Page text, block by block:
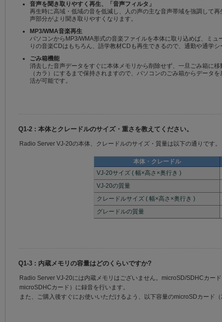
音声を聞き取りやすく再生、「音声フィルタ」
再生時に高域・低域の音を低減し、人の声の主な音声帯域を強調して
声部分がより聞き取りやすくなります。
MP3/WMA音楽再生
パソコンからMP3/WMA形式の音楽ファイルを本体に取り込めば、ミ
りの音楽CDはもちろん、語学教材CDも再生できるので、通勤や通学
ごみ箱機能
消去した音声データをすぐに本体メモリから削除せず、一旦ごみ箱に
（カラ）にするまで保持されますので、パソコンのごみ箱からデータ
活が可能です。
Q1-2 : 本体とクレードルのサイズ・重さを教えてください。
Radio Server VJ-20の本体、クレードルのサイズ・質量は以下の通りです。
本体・クレードル
VJ-20サイズ ( 幅×高さ×奥行き )
VJ-20の質量
クレードルサイズ ( 幅×高さ×奥行き )
グレードルの質量
Q1-3 : 内蔵メモリの容量はどのくらいですか?
Radio Server VJ-20には内蔵メモリはございません。microSD/SDHCカー
microSDHCカード）に録音を行います。
また、ご購入後すぐにお使いいただけるよう、以下容量のmicroSDカード